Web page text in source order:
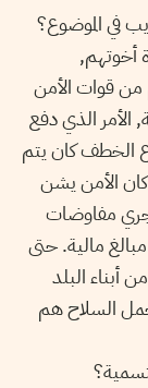
في الموضوع؟
أخوتهم,
من قوات الأمن
الأمر الذي دفع
الخطف كان يتم
الأمن يشن
مفاوضات
مالية. حتى
أبناء البلد
السلاح هم